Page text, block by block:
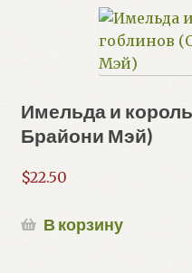
Имельда и
Брайони Мэй)
$22.50
В корзину